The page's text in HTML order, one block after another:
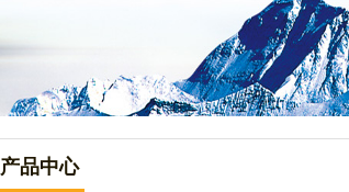
产品中心